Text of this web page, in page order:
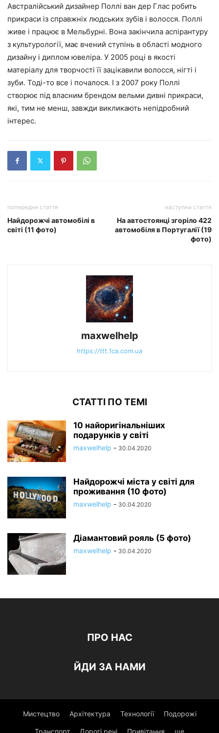
Австралійський дизайнер Поллі ван дер Глас робить
прикраси із справжніх людських зубів і волосся. Поллі
живе і працює в Мельбурні. Вона закінчила аспірантуру
з культурології, має вчений ступінь в області модного
дизайну і диплом ювеліра. У 2005 році в якості
матеріалу для творчості її зацікавили волосся, нігті і
зуби. Тоді-то все і почалося. І з 2007 року Поллі
створює під власним брендом вельми дивні прикраси,
які, тим не менш, завжди викликають непідробний
інтерес.
попередня стаття
Найдорожчі автомобілі в
світі (11 фото)
наступна стаття
На автостоянці згоріло 422
автомобіля в Португалії (19
фото)
maxwelhelp
https://ttt.1ca.com.ua
СТАТТІ ПО ТЕМІ
10 найоригінальніших
подарунків у світі
maxwelhelp - 30.04.2020
Найдорожчі міста у світі для
проживання (10 фото)
maxwelhelp - 30.04.2020
Діамантовий рояль (5 фото)
maxwelhelp - 30.04.2020
ПРО НАС
ЙДИ ЗА НАМИ
Мистецтво Архітектура Технології Подорожі
Транспорт Дорогі речі Привітання ще